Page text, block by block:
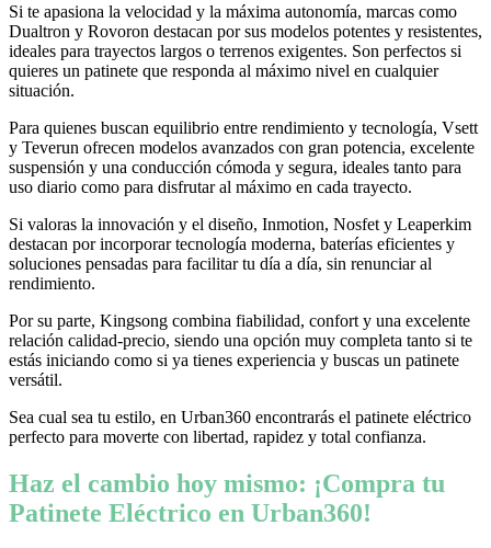
Si te apasiona la velocidad y la máxima autonomía, marcas como
Dualtron y Rovoron destacan por sus modelos potentes y resistentes,
ideales para trayectos largos o terrenos exigentes. Son perfectos si
quieres un patinete que responda al máximo nivel en cualquier
situación.
Para quienes buscan equilibrio entre rendimiento y tecnología, Vsett
y Teverun ofrecen modelos avanzados con gran potencia, excelente
suspensión y una conducción cómoda y segura, ideales tanto para
uso diario como para disfrutar al máximo en cada trayecto.
Si valoras la innovación y el diseño, Inmotion, Nosfet y Leaperkim
destacan por incorporar tecnología moderna, baterías eficientes y
soluciones pensadas para facilitar tu día a día, sin renunciar al
rendimiento.
Por su parte, Kingsong combina fiabilidad, confort y una excelente
relación calidad-precio, siendo una opción muy completa tanto si te
estás iniciando como si ya tienes experiencia y buscas un patinete
versátil.
Sea cual sea tu estilo, en Urban360 encontrarás el patinete eléctrico
perfecto para moverte con libertad, rapidez y total confianza.
Haz el cambio hoy mismo: ¡Compra tu
Patinete Eléctrico en Urban360!